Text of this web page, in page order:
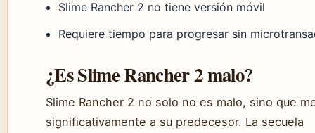
Slime Rancher 2 no tiene versión móvil
Requiere tiempo para progresar sin
¿Es Slime Rancher 2 malo?
Slime Rancher 2 no solo no es malo, sino que
significativamente a su predecesor. La secuela